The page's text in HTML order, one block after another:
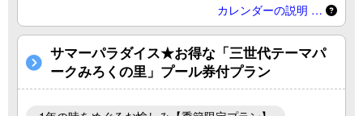
カレンダーの説明 …
サマーパラダイス★お得な「三世代テーマパ
ークみろくの里」プール券付プラン